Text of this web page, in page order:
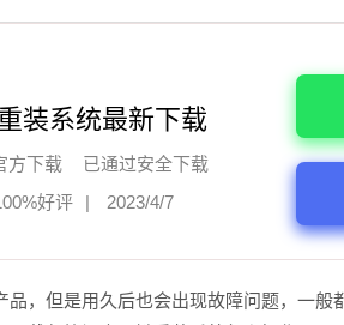
装系统最新下载
方下载
已通过安全下载
好评 | 2023/4/7
，但是用久后也会出现故障问题，一般